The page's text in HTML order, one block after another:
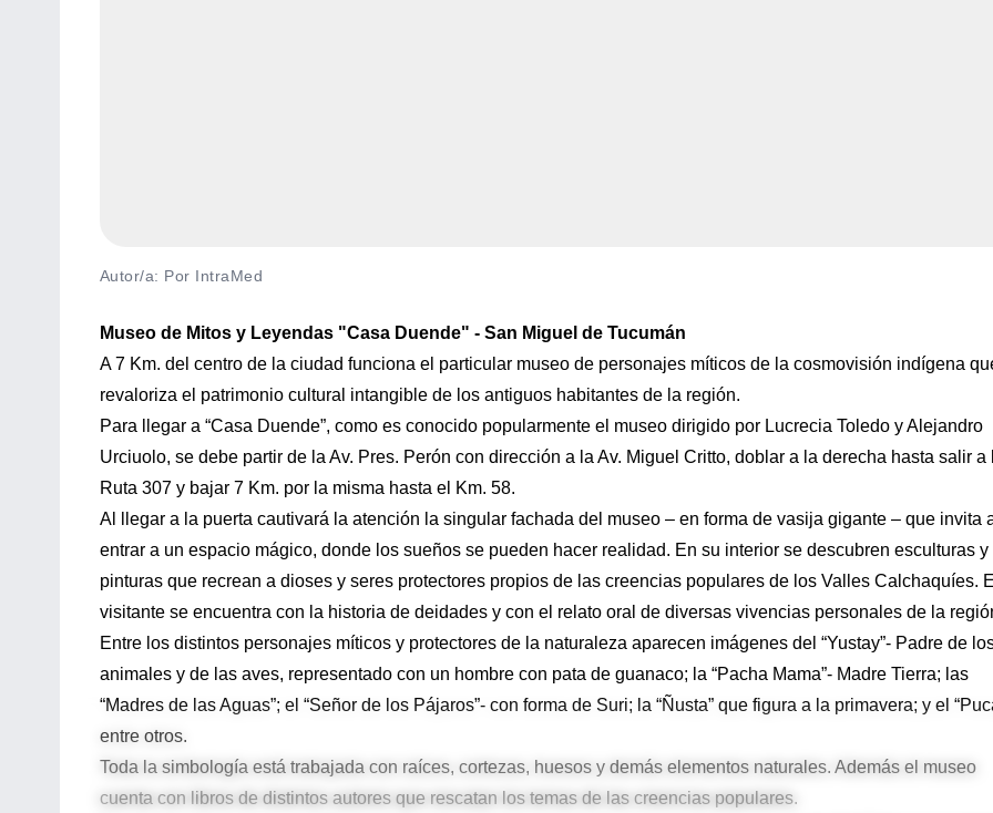
Autor/a: Por IntraMed
Museo de Mitos y Leyendas "Casa Duende" - San Miguel de Tucumán
A 7 Km. del centro de la ciudad funciona el particular museo de personajes míticos de la cosmovisión indígena
revaloriza el patrimonio cultural intangible de los antiguos habitantes de la región.
Para llegar a “Casa Duende”, como es conocido popularmente el museo dirigido por Lucrecia Toledo y Alejandro
Urciuolo, se debe partir de la Av. Pres. Perón con dirección a la Av. Miguel Critto, doblar a la derecha hasta salir a
Ruta 307 y bajar 7 Km. por la misma hasta el Km. 58.
Al llegar a la puerta cautivará la atención la singular fachada del museo – en forma de vasija gigante – que invita
entrar a un espacio mágico, donde los sueños se pueden hacer realidad. En su interior se descubren esculturas y
pinturas que recrean a dioses y seres protectores propios de las creencias populares de los Valles Calchaquíes.
visitante se encuentra con la historia de deidades y con el relato oral de diversas vivencias personales de la
Entre los distintos personajes míticos y protectores de la naturaleza aparecen imágenes del “Yustay”- Padre de
animales y de las aves, representado con un hombre con pata de guanaco; la “Pacha Mama”- Madre Tierra; las
“Madres de las Aguas”; el “Señor de los Pájaros”- con forma de Suri; la “Ñusta” que figura a la primavera; y el
entre otros.
Toda la simbología está trabajada con raíces, cortezas, huesos y demás elementos naturales. Además el museo
cuenta con libros de distintos autores que rescatan los temas de las creencias populares.